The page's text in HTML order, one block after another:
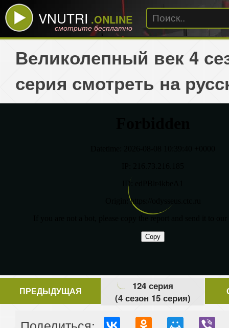
VNUTRI .ONLINE
смотрите бесплатно
Великолепный век 4
серия смотреть на
ПРЕДЫДУЩАЯ
124 серия
(4 сезон 15 серия)